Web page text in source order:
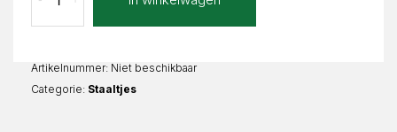
Extra
staal
Artikelnummer: Niet beschikbaar
Categorie: Staaltjes